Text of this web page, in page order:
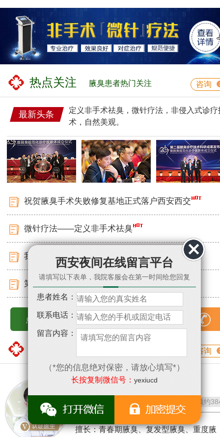
西安夜间在线留言平台
请填写以下表单，我院客服会在第一时间给您回复
患者姓名：
联系电话：
留言内容：
（*您的信息绝对保密，请放心填写*）
长按复制微信号： yexiucd
热点关注 腋臭患者热门关注 咨询
最新头条
定义非手术祛臭，微针疗法，非侵入式诊疗
术，自然美观。
祝贺腋臭手术失败修复基地正式落户西安西交
微针疗法——定义非手术祛臭
我院应邀出席第二届腋臭诊疗科研峰会
第二届腋臭临床康复成果展圆满落幕
点击查看更多 15529351809
咨询
董永刚 / 腋臭科医生
预约
擅长：青春期腋臭、复发型腋臭、重度腋